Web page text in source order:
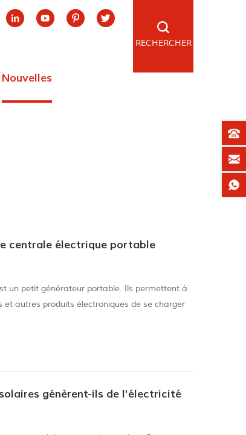
RECHERCHER
Nouvelles
centrale électrique portable
un petit générateur portable. Ils permettent à
et autres produits électroniques de se charger
sources d'alimentation mobiles
avec vous sur des chantiers de
génèrent-ils de l'électricité